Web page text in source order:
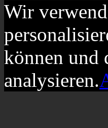
Wir
können und
analysieren.